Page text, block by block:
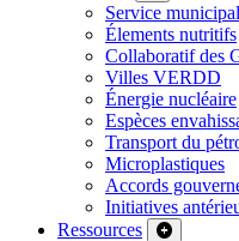
Service
Élements nutritifs
Collaboratif des
Villes VERDD
Énergie nucléaire
Espèces
Transport du
Microplastiques
Accords
Initiatives
Ressources